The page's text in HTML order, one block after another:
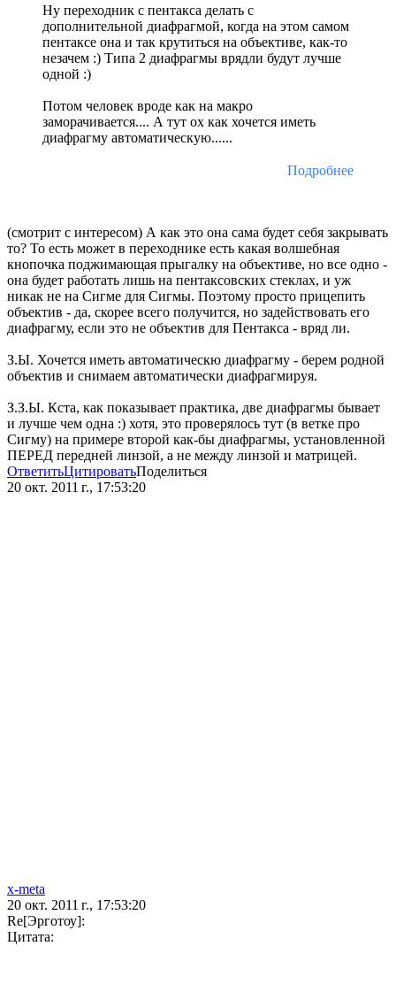
Ну переходник с пентакса делать с
дополнительной диафрагмой, когда на этом самом
пентаксе она и так крутиться на объективе, как-то
незачем :) Типа 2 диафрагмы врядли будут лучше
одной :)
Потом человек вроде как на макро
заморачивается.... А тут ох как хочется иметь
диафрагму автоматическую......
Подробнее
(смотрит с интересом) А как это она сама будет себя закрывать
то? То есть может в переходнике есть какая волшебная
кнопочка поджимающая прыгалку на объективе, но все одно -
она будет работать лишь на пентаксовских стеклах, и уж
никак не на Сигме для Сигмы. Поэтому просто прицепить
объектив - да, скорее всего получится, но задействовать его
диафрагму, если это не объектив для Пентакса - вряд ли.
З.Ы. Хочется иметь автоматическю диафрагму - берем родной
объектив и снимаем автоматически диафрагмируя.
З.З.Ы. Кста, как показывает практика, две диафрагмы бывает
и лучше чем одна :) хотя, это проверялось тут (в ветке про
Сигму) на примере второй как-бы диафрагмы, установленной
ПЕРЕД передней линзой, а не между линзой и матрицей.
ОтветитьЦитироватьПоделиться
20 окт. 2011 г., 17:53:20
x-meta
20 окт. 2011 г., 17:53:20
Re[Эрготоу]:
Цитата: